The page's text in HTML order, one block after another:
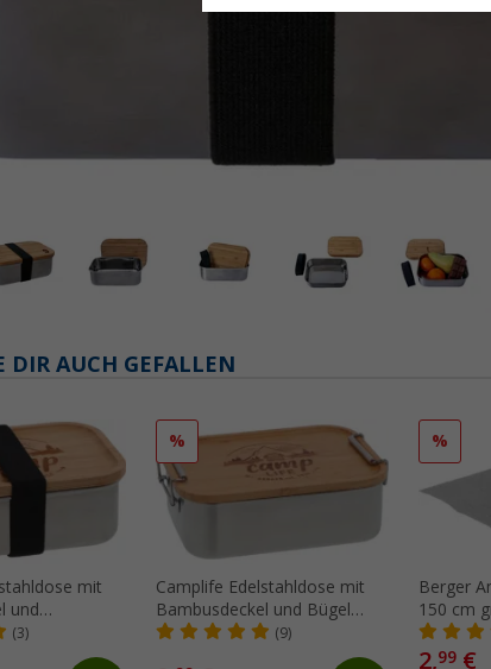
DIR AUCH GEFALLEN
mit
und
ml
(3)
%
Camplife Edelstahldose mit
Bambusdeckel und Bügel
1200 ml
(9)
%
Berger
150 cm
2,99 €